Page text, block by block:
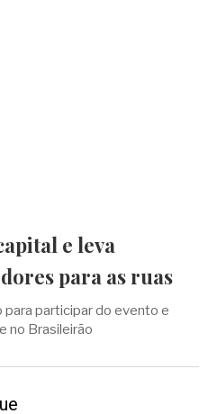
e leva
para as ruas
para participar do evento e
no Brasileirão